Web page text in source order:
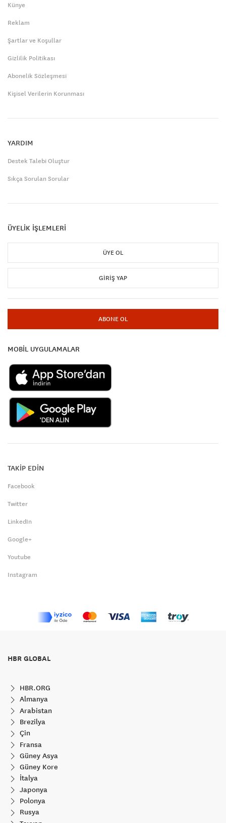
Künye
Reklam
Şartlar ve Koşullar
Gizlilik Politikası
Abonelik Sözleşmesi
Kişisel Verilerin Korunması
YARDIM
Destek Talebi Oluştur
Sıkça Sorulan Sorular
ÜYELİK İŞLEMLERİ
ÜYE OL
GIRIŞ YAP
ABONE OL
MOBİL UYGULAMALAR
TAKİP EDİN
Facebook
Twitter
LinkedIn
Google+
Youtube
Instagram
HBR GLOBAL
HBR.ORG
Almanya
Arabistan
Brezilya
Çin
Fransa
Güney Asya
Güney Kore
İtalya
Japonya
Polonya
Rusya